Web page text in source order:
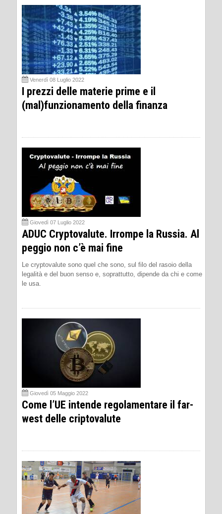
Venerdì 08 Luglio 2022
I prezzi delle materie prime e il
(mal)funzionamento della finanza
Giovedì 07 Luglio 2022
ADUC Cryptovalute. Irrompe la Russia. Al
peggio non c’è mai fine
Le cryptovalute sono quel che sono, sul filo del rasoio della
legalità e del buon senso e, soprattutto, dipende da chi e come
le usa.
Giovedì 05 Maggio 2022
Come l’UE intende regolamentare il far-
west delle criptovalute